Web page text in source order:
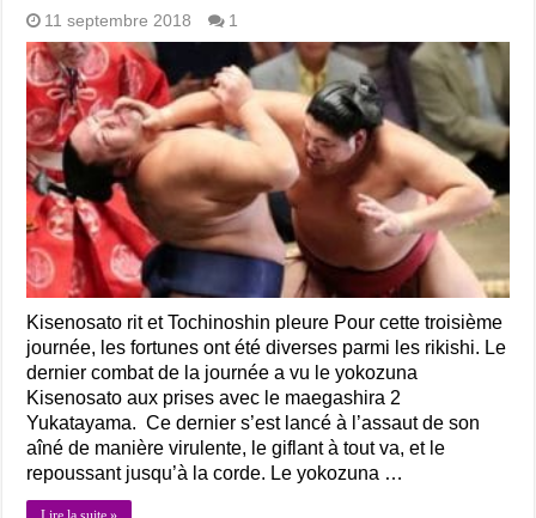
11 septembre 2018 1
Kisenosato rit et Tochinoshin pleure Pour cette troisième
journée, les fortunes ont été diverses parmi les rikishi. Le
dernier combat de la journée a vu le yokozuna
Kisenosato aux prises avec le maegashira 2
Yukatayama. Ce dernier s’est lancé à l’assaut de son
aîné de manière virulente, le giflant à tout va, et le
repoussant jusqu’à la corde. Le yokozuna …